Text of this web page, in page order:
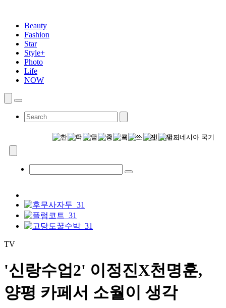
Beauty
Fashion
Star
Style+
Photo
Life
NOW
TV
'신랑수업2' 이정진X천명훈,
양평 카페서 소월이 생각